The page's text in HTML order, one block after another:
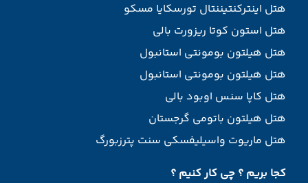
هتل اینترکنتیننتال تورسکایا مسکو
هتل استون کوتا ریزورت بالی
هتل هیلتون بومونتی استانبول
هتل هیلتون بومونتی استانبول
هتل کاپا سنس اوبود بالی
هتل هیلتون باتومی گرجستان
هتل ماریوت واسیلیفسکی سنت پترزبورگ
کجا بریم ؟ چی کار کنیم ؟